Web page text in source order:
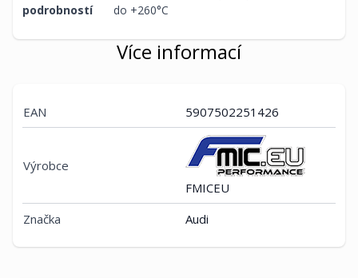
podrobností
do +260°C
Více informací
EAN 5907502251426
Výrobce
FMICEU
Značka
Audi